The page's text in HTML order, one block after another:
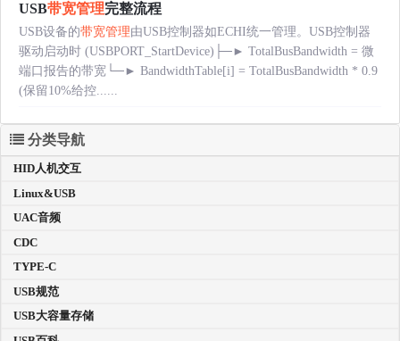
USB带宽管理完整流程
USB设备的带宽管理由USB控制器如ECHI统一管理。USB控制器
驱动启动时 (USBPORT_StartDevice)├─► TotalBusBandwidth = 微
端口报告的带宽└─► BandwidthTable[i] = TotalBusBandwidth * 0.9
(保留10%给控......
分类导航
HID人机交互
Linux&USB
UAC音频
CDC
TYPE-C
USB规范
USB大容量存储